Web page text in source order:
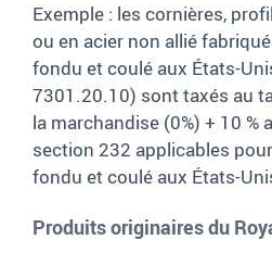
Exemple : les cornières,
ou en acier non allié
fondu et coulé aux États-
7301.20.10) sont taxés au
la marchandise (0%) + 10 %
section 232 applicables
fondu et coulé aux États-
Produits originaires du